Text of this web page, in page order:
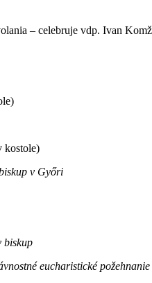
– celebruje vdp. Ivan
kostole)
v Győri
biskup
eucharistické